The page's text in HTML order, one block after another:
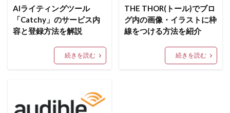
AIライティングツール
「Catchy」のサービス内
容と登録方法を解説
続きを読む
THE THOR(トール)でブロ
グ内の画像・イラストに枠
線をつける方法を紹介
続きを読む